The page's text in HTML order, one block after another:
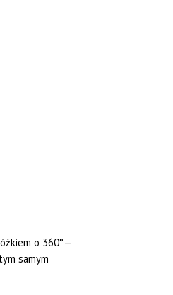
o 360°—
samym